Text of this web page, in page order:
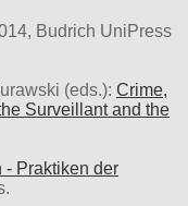
Budrich UniPress
(eds.): Crime,
Surveillant and the
- Praktiken der